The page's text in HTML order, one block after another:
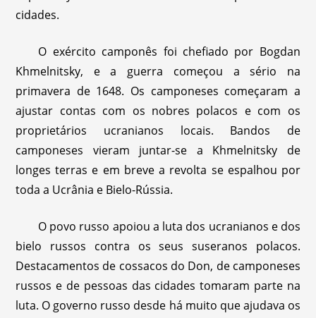
cidades.
O exército camponês foi chefiado por Bogdan
Khmelnitsky, e a guerra começou a sério na
primavera de 1648. Os camponeses começaram a
ajustar contas com os nobres polacos e com os
proprietários ucranianos locais. Bandos de
camponeses vieram juntar-se a Khmelnitsky de
longes terras e em breve a revolta se espalhou por
toda a Ucrânia e Bielo-Rússia.
O povo russo apoiou a luta dos ucranianos e dos
bielo russos contra os seus suseranos polacos.
Destacamentos de cossacos do Don, de camponeses
russos e de pessoas das cidades tomaram parte na
luta. O governo russo desde há muito que ajudava os